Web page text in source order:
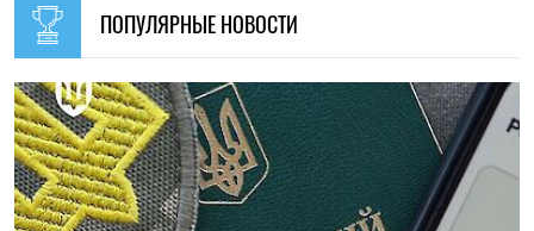
ПОПУЛЯРНЫЕ НОВОСТИ